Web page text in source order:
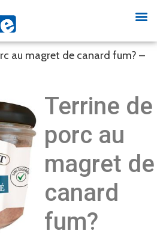
au magret de canard fum? –
Terrine de
porc au
magret de
canard
fum?